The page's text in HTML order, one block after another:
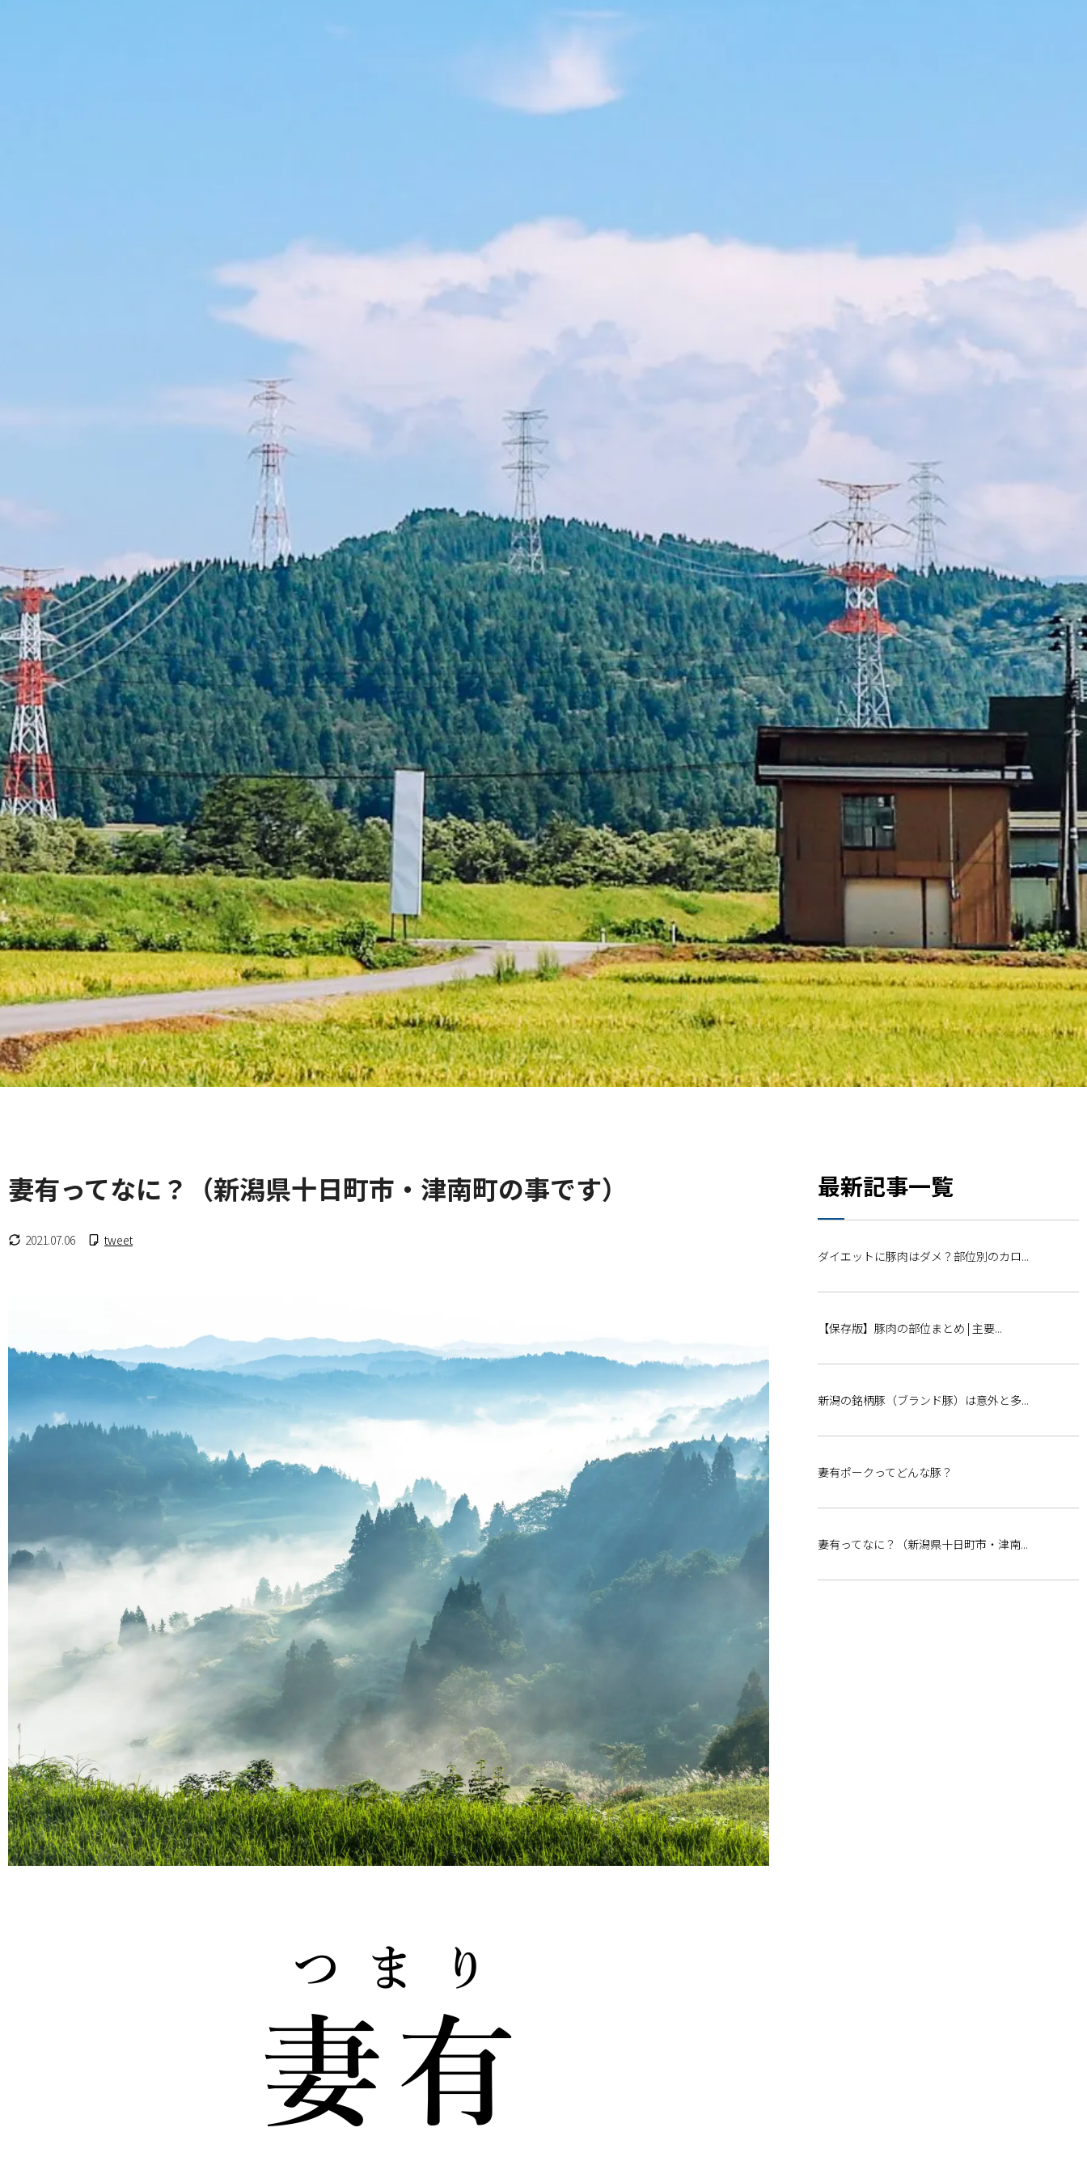
・妻有ポーク
・会社概要
・お知らせ
・つぶやき
・問い合わせ
・オンラインショップ
妻有ってなに？（新潟県十日町市・津南町の事です）
2021.07.06 tweet
最新記事一覧
ダイエットに豚肉はダメ？部位別のカロ...
【保存版】豚肉の部位まとめ | 主要...
新潟の銘柄豚（ブランド豚）は意外と多...
妻有ポークってどんな豚？
妻有ってなに？（新潟県十日町市・津南...